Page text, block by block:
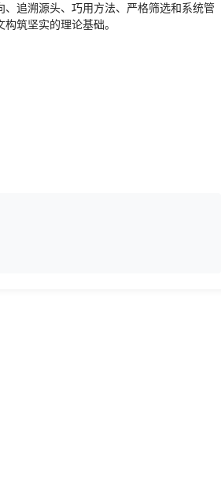
追溯源头、巧用方法、严格筛选和系统管
筑坚实的理论基础。